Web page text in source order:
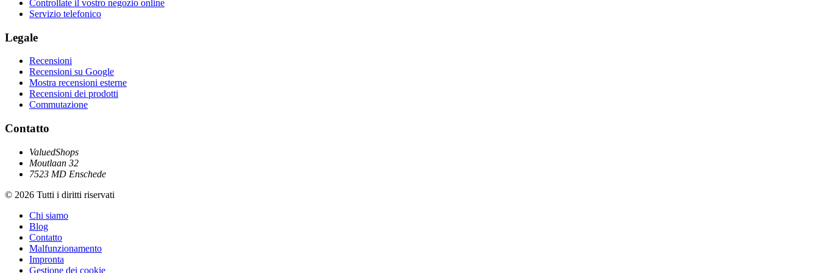
Controllate il vostro negozio online
Servizio telefonico
Legale
Recensioni
Recensioni su Google
Mostra recensioni esterne
Recensioni dei prodotti
Commutazione
Contatto
ValuedShops
Moutlaan 32
7523 MD Enschede
© 2026 Tutti i diritti riservati
Chi siamo
Blog
Contatto
Malfunzionamento
Impronta
Gestione dei cookie